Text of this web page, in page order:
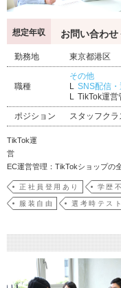
想定年収 お問い合わせ
勤務地 東京都港区
職種
その他
SNS配信
TikTok運営
ポジション
スタッフクラ
TikTok運
EC運営管理：TikTokショップの
データ分析）。・コンテンツ企
コンバージョン動画を制作。・
正社員登用あり 学歴
服装自由 選考時テス